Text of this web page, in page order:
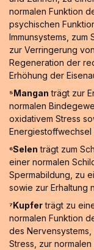
normalen Funktion
psychischen
Immunsystems,
zur Verringerung
Regeneration der
Erhöhung der
⁵Mangan trägt zur
normalen
oxidativem Stress
Energiestoffwechsel
⁶Selen trägt zum
einer normalen
Spermabildung, zu
sowie zur Erhaltung
⁷Kupferträgt zu
normalen Funktion
des
Stress, zur